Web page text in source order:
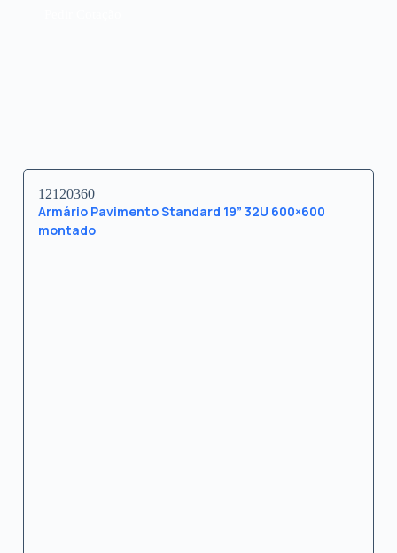
12120360
Armário Pavimento Standard 19” 32U 600×600
montado